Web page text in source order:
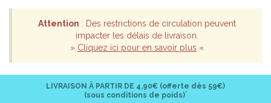
Attention : Des restrictions de circulation peuvent
impacter les délais de livraison.
» Cliquez ici pour en savoir plus «
LIVRAISON À PARTIR DE 4,90€ (offerte dès 59€)
(sous conditions de poids)*